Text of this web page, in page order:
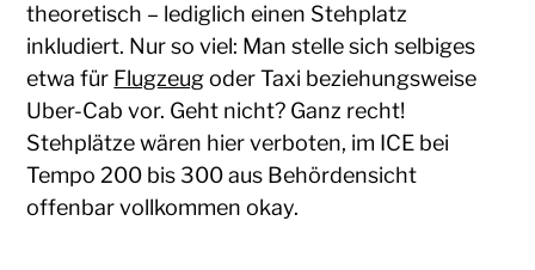
theoretisch – lediglich einen Stehplatz
inkludiert. Nur so viel: Man stelle sich selbiges
etwa für Flugzeugoder Taxi beziehungsweise
Uber-Cab vor. Geht nicht? Ganz recht!
Stehplätze wären hier verboten, im ICE bei
Tempo 200 bis 300 aus Behördensicht
offenbar vollkommen okay.